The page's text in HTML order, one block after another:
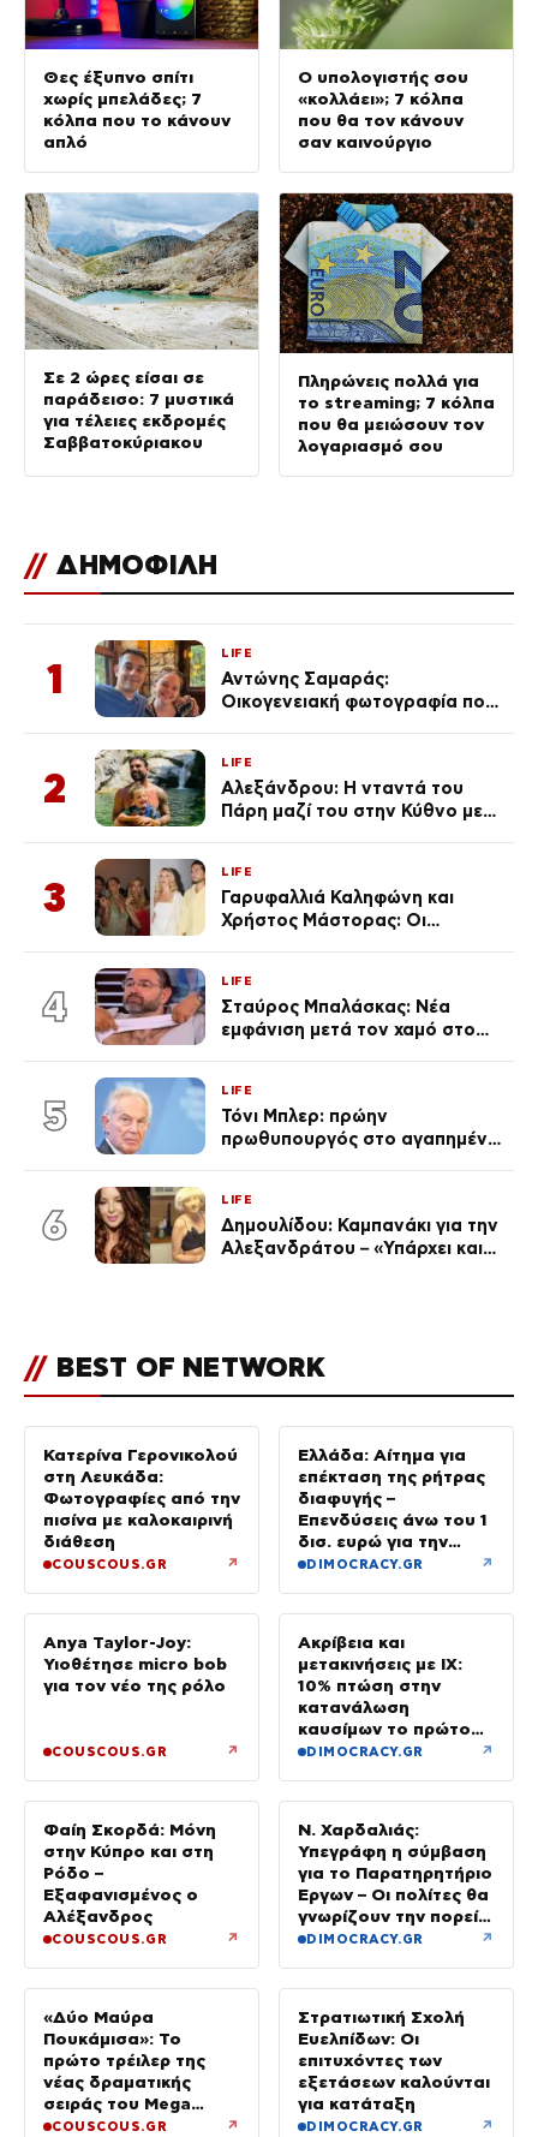
Θες έξυπνο σπίτι
χωρίς μπελάδες; 7
κόλπα που το κάνουν
απλό
Ο υπολογιστής σου
«κολλάει»; 7 κόλπα
που θα τον κάνουν
σαν καινούργιο
Σε 2 ώρες είσαι σε
παράδεισο: 7 μυστικά
για τέλειες εκδρομές
Σαββατοκύριακου
Πληρώνεις πολλά για
το streaming; 7 κόλπα
που θα μειώσουν τον
λογαριασμό σου
// ΔΗΜΟΦΙΛΗ
1
LIFE
Αντώνης Σαμαράς:
Οικογενειακή φωτογραφία που
Λένας
2
LIFE
Αλεξάνδρου: Η νταντά του
Πάρη μαζί του στην Κύθνο με
3
LIFE
Γαρυφαλλιά Καληφώνη και
Χρήστος Μάστορας: Οι
απαρατήρητη
4
LIFE
Σταύρος Μπαλάσκας: Νέα
εμφάνιση μετά τον χαμό στο
5
LIFE
Τόνι Μπλερ: πρώην
πρωθυπουργός στο αγαπημένο
6
LIFE
Δημουλίδου: Καμπανάκι για την
Αλεξανδράτου – «Υπάρχει και
// BEST OF NETWORK
Κατερίνα Γερονικολού
στη Λευκάδα:
Φωτογραφίες από την
πισίνα με καλοκαιρινή
διάθεση
COUSCOUS.GR ↗
Ελλάδα: Αίτημα για
επέκταση της ρήτρας
διαφυγής –
Επενδύσεις άνω του 1
δισ. ευρώ για την
Ενέργεια έως το 2028
DIMOCRACY.GR ↗
Anya Taylor-Joy:
Υιοθέτησε micro bob
για τον νέο της ρόλο
COUSCOUS.GR ↗
Ακρίβεια και
μετακινήσεις με ΙΧ:
10% πτώση στην
κατανάλωση
καυσίμων το πρώτο
εξάμηνο του έτους
DIMOCRACY.GR ↗
Φαίη Σκορδά: Μόνη
στην Κύπρο και στη
Ρόδο –
Εξαφανισμένος ο
Αλέξανδρος
COUSCOUS.GR ↗
Ν. Χαρδαλιάς:
Υπεγράφη η σύμβαση
για το Παρατηρητήριο
Έργων – Οι πολίτες θα
γνωρίζουν την πορεία
κάθε έργου στην
DIMOCRACY.GR ↗
«Δύο Μαύρα
Πουκάμισα»: Το
πρώτο τρέιλερ της
νέας δραματικής
σειράς του Mega
κυκλοφόρησε
COUSCOUS.GR ↗
Στρατιωτική Σχολή
Ευελπίδων: Οι
επιτυχόντες των
εξετάσεων καλούνται
για κατάταξη
DIMOCRACY.GR ↗